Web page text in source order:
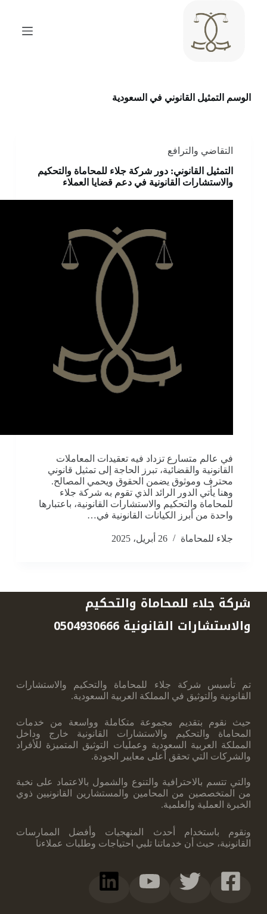
الوسم التمثيل القانوني في السعودية
التقاضي والترافع
التمثيل القانوني: دور شركة جلاء للمحاماة والتحكيم
والاستشارات القانونية في دعم قضايا العملاء
في عالم متسارع تزداد فيه تعقيدات المعاملات
القانونية والقضائية، تبرز الحاجة إلى تمثيل قانوني
محترف وموثوق يضمن الحقوق ويحمي المصالح.
وهنا يأتي الدور الرائد الذي تقوم به شركة جلاء
للمحاماة والتحكيم والاستشارات القانونية، باعتبارها
واحدة من أبرز الكيانات القانونية في…
جلاء للمحاماة 26 أبريل، 2025
شركة جلاء للمحاماة والتحكيم
والاستشارات القانونية 0504930666
تم تأسيس شركة جلاء للمحاماة والتحكيم والاستشارات
القانونية والتوثيق في المملكة العربية ‏السعودية.
حيث نقوم بتقديم مجموعة متكاملة وواسعة من خدمات
المحاماة والتحكيم والاستشارات ‏القانونية خارج وداخل
المملكة العربية السعودية وعمليات التوثيق المتميزة للأفراد
والشركات ‏التي تحقق أعلى معايير الجودة.
والتي تتسم بالاحترافية والتنوع والشمول بالاعتماد على نخبة
‏من المتخصصين من المحامين والمستشارين القانونيين ذوي
الخبرة العملية والعلمية.
ونقوم ‏باستخدام أحدث المنهجيات وأفضل الممارسات
القانونية، حيث أن خدماتنا تلبي احتياجات ‏وطلبات عملاءنا